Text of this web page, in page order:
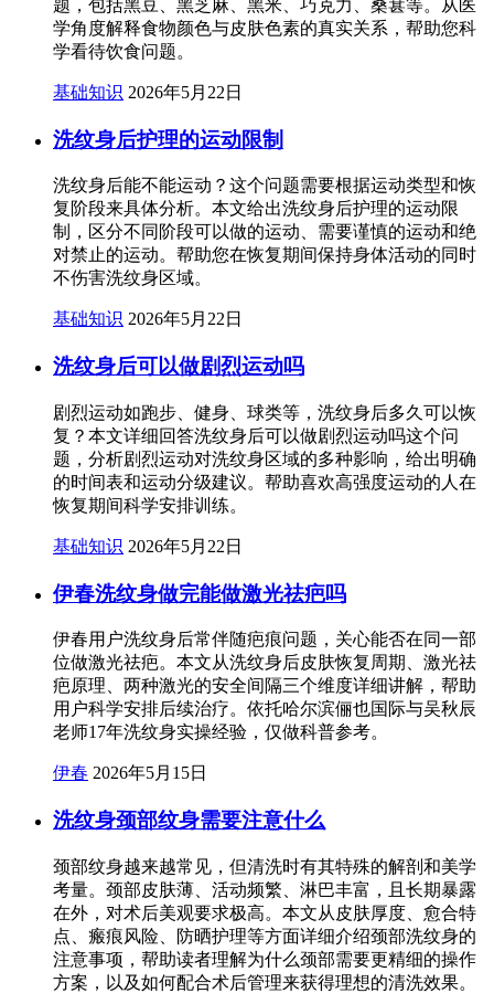
题，包括黑豆、黑芝麻、黑米、巧克力、桑葚等。从医
学角度解释食物颜色与皮肤色素的真实关系，帮助您科
学看待饮食问题。
基础知识 2026年5月22日
洗纹身后护理的运动限制
洗纹身后能不能运动？这个问题需要根据运动类型和恢
复阶段来具体分析。本文给出洗纹身后护理的运动限
制，区分不同阶段可以做的运动、需要谨慎的运动和绝
对禁止的运动。帮助您在恢复期间保持身体活动的同时
不伤害洗纹身区域。
基础知识 2026年5月22日
洗纹身后可以做剧烈运动吗
剧烈运动如跑步、健身、球类等，洗纹身后多久可以恢
复？本文详细回答洗纹身后可以做剧烈运动吗这个问
题，分析剧烈运动对洗纹身区域的多种影响，给出明确
的时间表和运动分级建议。帮助喜欢高强度运动的人在
恢复期间科学安排训练。
基础知识 2026年5月22日
伊春洗纹身做完能做激光祛疤吗
伊春用户洗纹身后常伴随疤痕问题，关心能否在同一部
位做激光祛疤。本文从洗纹身后皮肤恢复周期、激光祛
疤原理、两种激光的安全间隔三个维度详细讲解，帮助
用户科学安排后续治疗。依托哈尔滨俪也国际与吴秋辰
老师17年洗纹身实操经验，仅做科普参考。
伊春 2026年5月15日
洗纹身颈部纹身需要注意什么
颈部纹身越来越常见，但清洗时有其特殊的解剖和美学
考量。颈部皮肤薄、活动频繁、淋巴丰富，且长期暴露
在外，对术后美观要求极高。本文从皮肤厚度、愈合特
点、瘢痕风险、防晒护理等方面详细介绍颈部洗纹身的
注意事项，帮助读者理解为什么颈部需要更精细的操作
方案，以及如何配合术后管理来获得理想的清洗效果。